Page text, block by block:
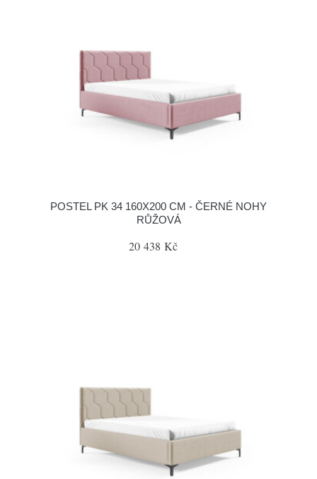
POSTEL PK 34 160X200 CM - ČERNÉ NOHY
RŮŽOVÁ
20 438 Kč